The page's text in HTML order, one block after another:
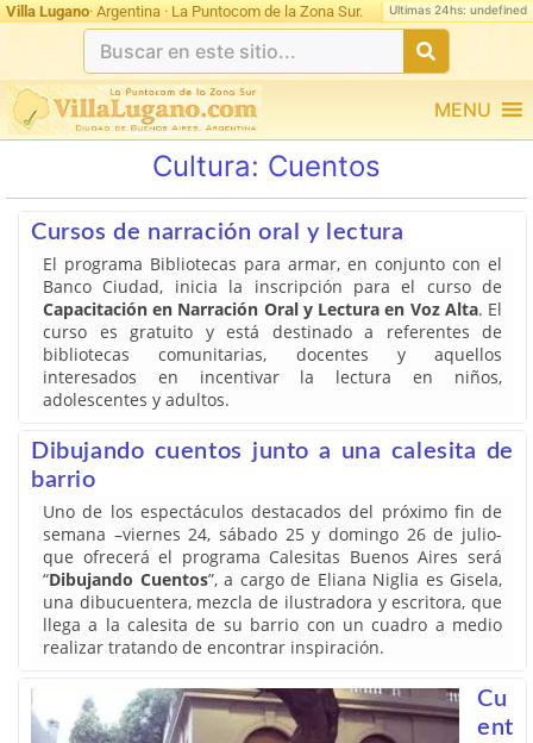
Villa Lugano· Argentina · La Puntocom de la Zona Sur. Ultimas 24hs: undefined
MENU
Cultura: Cuentos
Cursos de narración oral y lectura
El programa Bibliotecas para armar, en conjunto con el
Banco Ciudad, inicia la inscripción para el curso de
Capacitación en Narración Oral y Lectura en Voz Alta. El
curso es gratuito y está destinado a referentes de
bibliotecas comunitarias, docentes y aquellos
interesados en incentivar la lectura en niños,
adolescentes y adultos.
Dibujando cuentos junto a una calesita de
barrio
Uno de los espectáculos destacados del próximo fin de
semana –viernes 24, sábado 25 y domingo 26 de julio-
que ofrecerá el programa Calesitas Buenos Aires será
“Dibujando Cuentos”, a cargo de Eliana Niglia es Gisela,
una dibucuentera, mezcla de ilustradora y escritora, que
llega a la calesita de su barrio con un cuadro a medio
realizar tratando de encontrar inspiración.
Cu
ent